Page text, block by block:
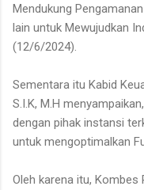
Mendukung
lain untuk Mewujudkan
(12/6/2024).
Sementara itu Kabid
S.I.K, M.H
dengan pihak instansi
untuk mengoptimalkan
Oleh karena itu, Kombes